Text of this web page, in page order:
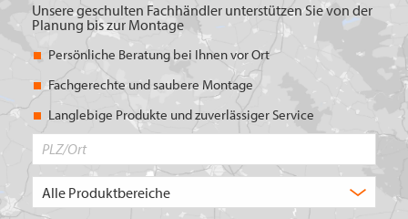
Unsere geschulten Fachhändler unterstützen Sie von der
Planung bis zur Montage
Persönliche Beratung bei Ihnen vor Ort
Fachgerechte und saubere Montage
Langlebige Produkte und zuverlässiger Service